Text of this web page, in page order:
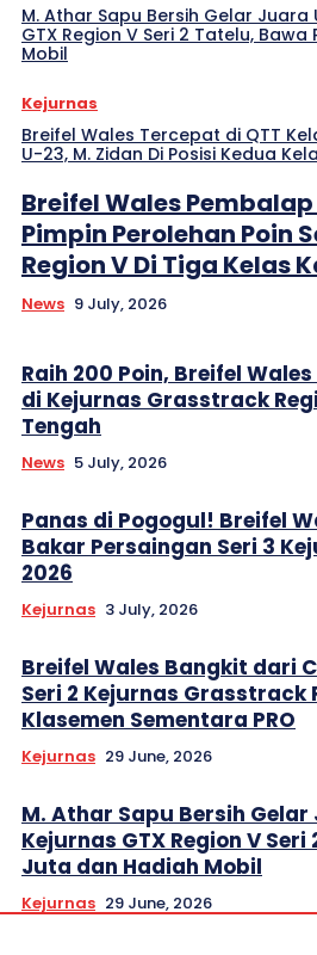
M. Athar Sapu Bersih Gelar Juara
GTX Region V Seri 2 Tatelu,
Mobil
Kejurnas
Breifel Wales Tercepat di QTT
U-23, M. Zidan Di Posisi Kedua
Breifel Wales
Pimpin Perolehan Poin
Region V Di Tiga Kelas
News 9 July, 2026
Raih 200 Poin, Breifel
di Kejurnas Grasstrack
Tengah
News 5 July, 2026
Panas di Pogogul! Breifel
Bakar Persaingan Seri 3
2026
Kejurnas 3 July, 2026
Breifel Wales Bangkit dari
Seri 2 Kejurnas Grasstrack
Klasemen Sementara PRO
Kejurnas 29 June, 2026
M. Athar Sapu Bersih Gelar
Kejurnas GTX Region V
Juta dan Hadiah Mobil
Kejurnas 29 June, 2026